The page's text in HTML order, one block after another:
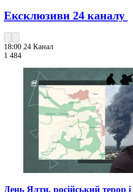
Ексклюзиви 24 каналу
18:00 24 Канал
1 484
День Ялти, російський терор